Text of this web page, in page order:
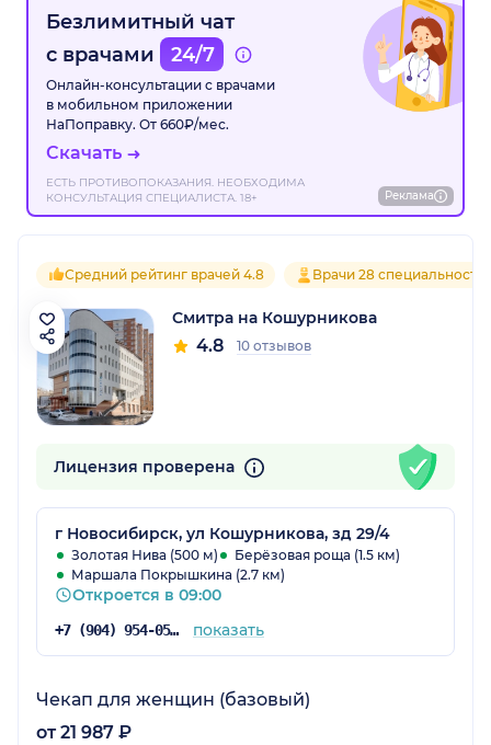
Безлимитный чат
с врачами
24/7
Онлайн-консультации с врачами
в мобильном приложении
НаПоправку. От 660₽/мес.
Скачать
ЕСТЬ ПРОТИВОПОКАЗАНИЯ. НЕОБХОДИМА
КОНСУЛЬТАЦИЯ СПЕЦИАЛИСТА. 18+
Реклама
Средний рейтинг врачей 4.8 Врачи 28
Смитра на Кошурникова
4.8 10 отзывов
Лицензия проверена
г Новосибирск, ул Кошурникова, зд 29/4
Золотая Нива (500 м)
Берёзовая роща (1.5 км)
Маршала Покрышкина (2.7 км)
Откроется в 09:00
+7 (904) 954-05-19 показать
Чекап для женщин (базовый)
от 21 987 ₽